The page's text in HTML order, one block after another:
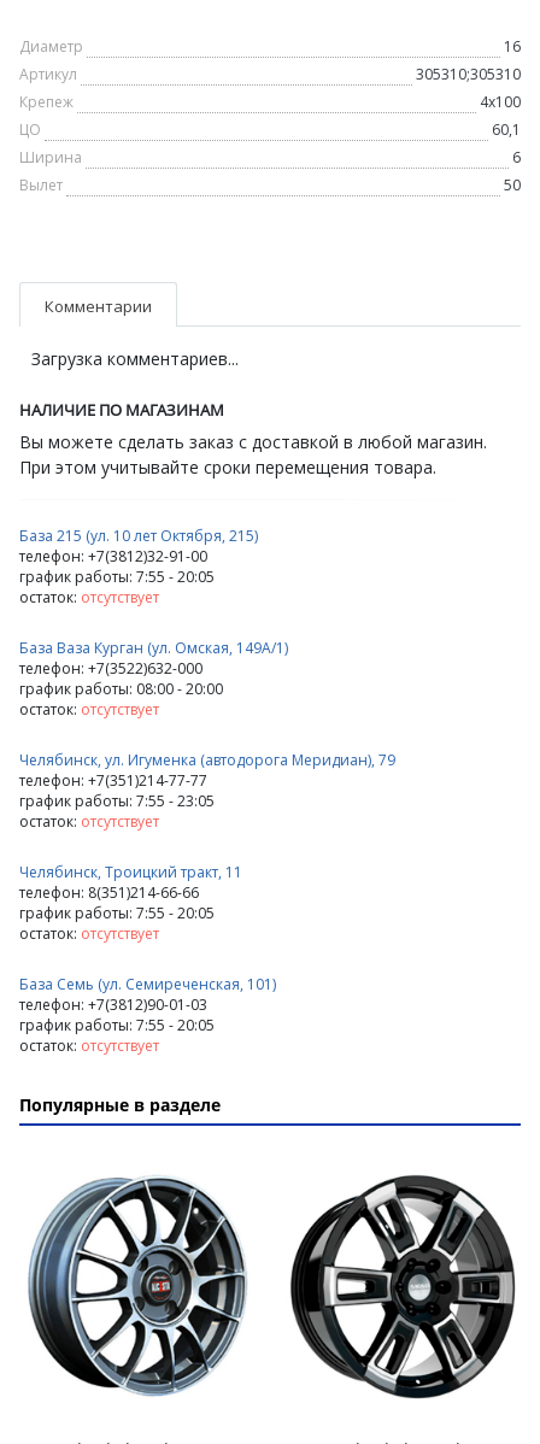
Диаметр
16
Артикул
305310;305310
Крепеж
4х100
ЦО
60,1
Ширина
6
Вылет
50
Комментарии
Загрузка комментариев...
НАЛИЧИЕ ПО МАГАЗИНАМ
Вы можете сделать заказ с доставкой в любой магазин.
При этом учитывайте сроки перемещения товара.
База 215 (ул. 10 лет Октября, 215)
телефон: +7(3812)32-91-00
график работы: 7:55 - 20:05
остаток: отсутствует
База Ваза Курган (ул. Омская, 149А/1)
телефон: +7(3522)632-000
график работы: 08:00 - 20:00
остаток: отсутствует
Челябинск, ул. Игуменка (автодорога Меридиан), 79
телефон: +7(351)214-77-77
график работы: 7:55 - 23:05
остаток: отсутствует
Челябинск, Троицкий тракт, 11
телефон: 8(351)214-66-66
график работы: 7:55 - 20:05
остаток: отсутствует
База Семь (ул. Семиреченская, 101)
телефон: +7(3812)90-01-03
график работы: 7:55 - 20:05
остаток: отсутствует
Популярные в разделе